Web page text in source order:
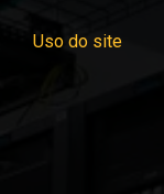
Uso do site